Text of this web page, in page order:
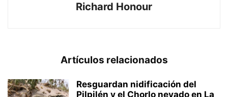
Richard Honour
Artículos relacionados
Resguardan nidificación del
Pilpilén y el Chorlo nevado en La